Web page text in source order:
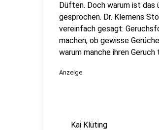
Düften. Doch warum ist das
gesprochen. Dr. Klemens
vereinfach gesagt:
machen, ob gewisse
warum manche ihren
Anzeige
Kai Klüting